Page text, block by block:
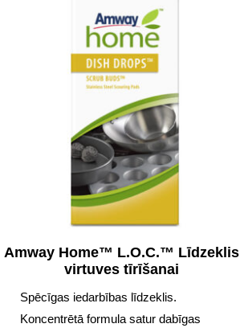
Amway Home™ L.O.C.™ Līdzeklis
virtuves tīrīšanai
Spēcīgas iedarbības līdzeklis.
Koncentrētā formula satur dabīgas